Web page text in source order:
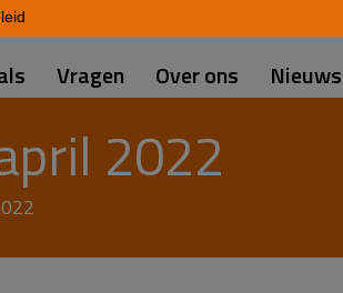
Vragen Over ons Nieuws
2022